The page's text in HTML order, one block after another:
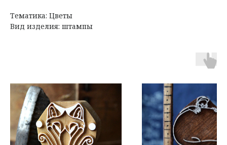
Тематика: Цветы
Вид изделия: штампы